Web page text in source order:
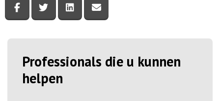
Deel deze pagina via Facebook
Deel deze pagina via Twitter
Deel deze pagina via LinkedIn
Professionals die u kunnen
helpen